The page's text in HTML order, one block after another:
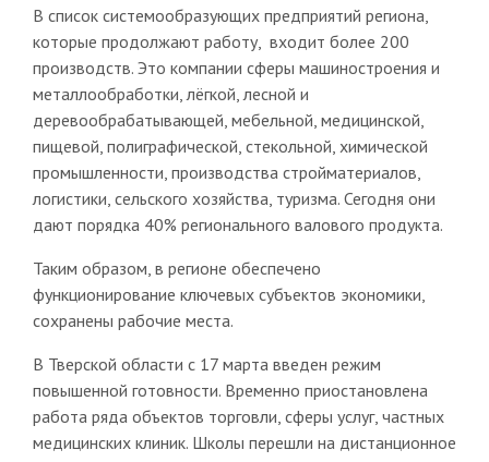
В список системообразующих предприятий региона,
которые продолжают работу, входит более 200
производств. Это компании сферы машиностроения и
металлообработки, лёгкой, лесной и
деревообрабатывающей, мебельной, медицинской,
пищевой, полиграфической, стекольной, химической
промышленности, производства стройматериалов,
логистики, сельского хозяйства, туризма. Сегодня они
дают порядка 40% регионального валового продукта.
Таким образом, в регионе обеспечено
функционирование ключевых субъектов экономики,
сохранены рабочие места.
В Тверской области с 17 марта введен режим
повышенной готовности. Временно приостановлена
работа ряда объектов торговли, сферы услуг, частных
медицинских клиник. Школы перешли на дистанционное